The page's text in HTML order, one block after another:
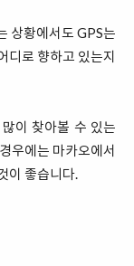
상황에서도 GPS는
디로 향하고 있는지
이 찾아볼 수 있는
우에는 마카오에서
이 좋습니다.